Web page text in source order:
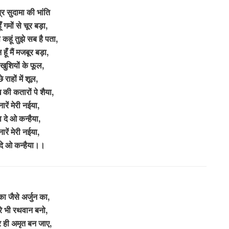
सुदामा की भांति
गमों से चूर बड़ा,
कहूं तुझे सब है पता,
हूँ मैं मजबूर बड़ा,
के फूल,
राहों में शूल,
की कतारों पे शैया,
मेरी नईया,
दे ओ कन्हैया,
मेरी नईया,
ओ कन्हैया।।
जैसे अर्जुन का,
रथवान बनो,
ही अमृत बन जाए,